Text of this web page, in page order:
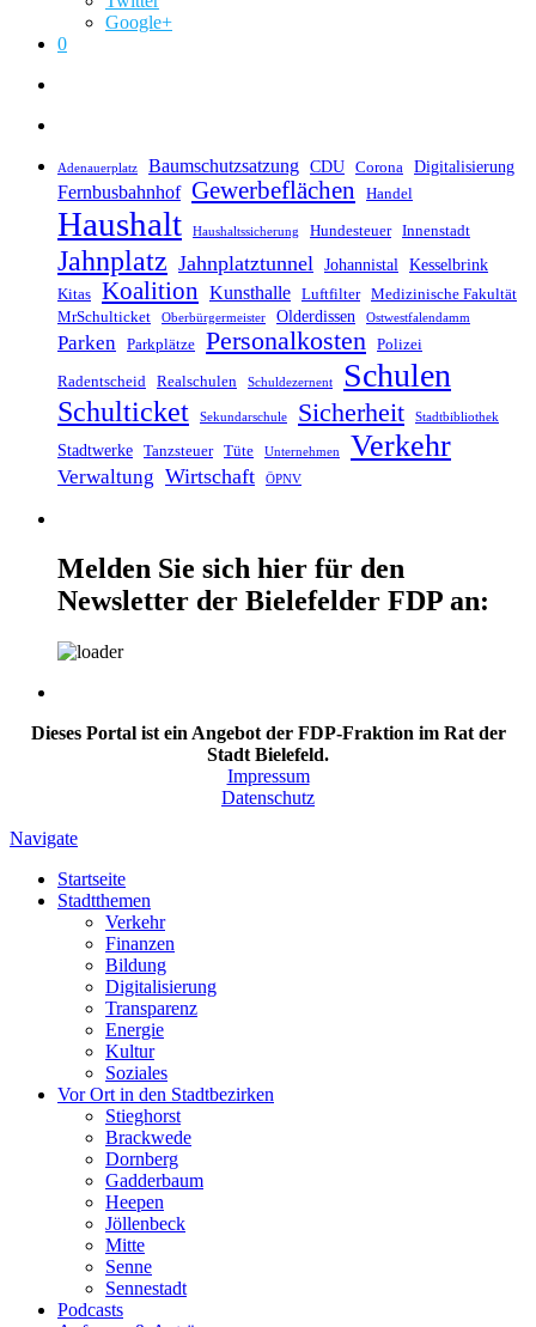
Google+
0
Adenauerplatz Baumschutzsatzung CDU Corona Digitalisierung
Fernbusbahnhof Gewerbeflächen Handel
Haushalt Haushaltssicherung Hundesteuer Innenstadt
Jahnplatz Jahnplatztunnel Johannistal Kesselbrink
Kitas Koalition Kunsthalle Luftfilter
Medizinische Fakultät
MrSchulticket
Oberbürgermeister Olderdissen Ostwestfalendamm
Parken Parkplätze Personalkosten Polizei
Radentscheid Realschulen Schuldezernent Schulen
Schulticket Sekundarschule Sicherheit Stadtbibliothek
Stadtwerke Tanzsteuer Tüte Unternehmen Verkehr
Verwaltung Wirtschaft ÖPNV
Melden Sie sich hier für den
Newsletter der Bielefelder FDP an:
Dieses Portal ist ein Angebot der FDP-Fraktion im Rat der
Stadt Bielefeld.
Impressum
Datenschutz
Navigate
Startseite
Stadtthemen
Verkehr
Finanzen
Bildung
Digitalisierung
Transparenz
Energie
Kultur
Soziales
Vor Ort in den Stadtbezirken
Stieghorst
Brackwede
Dornberg
Gadderbaum
Heepen
Jöllenbeck
Mitte
Senne
Sennestadt
Podcasts